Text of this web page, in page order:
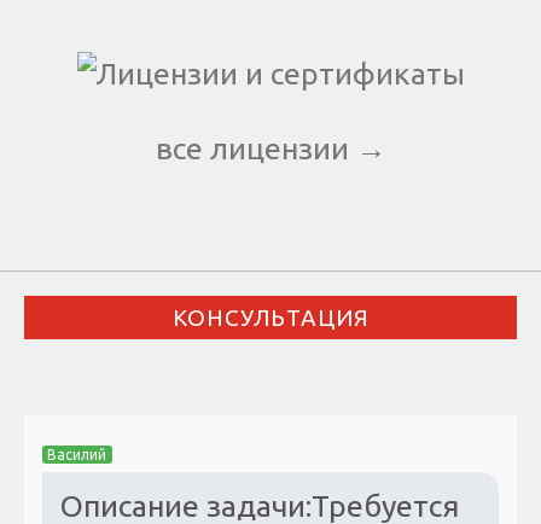
все лицензии →
КОНСУЛЬТАЦИЯ
Василий
Описание задачи:Требуется